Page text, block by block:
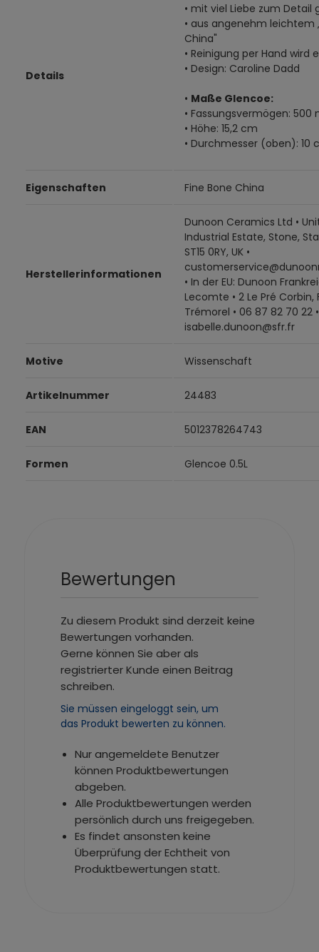
Details
• mit viel Liebe zum Detail
• aus angenehm leichtem
China"
• Reinigung per Hand wird
• Design: Caroline Dadd
• Maße Glencoe:
• Fassungsvermögen: 500
• Höhe: 15,2 cm
• Durchmesser (oben): 10
Eigenschaften Fine Bone China
Herstellerinformationen
Dunoon Ceramics Ltd •
Industrial Estate, Stone,
ST15 0RY, UK •
• In der EU: Dunoon
Lecomte • 2 Le Pré Corbin,
Trémorel • 06 87 82 70 22 •
isabelle.dunoon@sfr.fr
Motive Wissenschaft
Artikelnummer 24483
EAN 5012378264743
Formen Glencoe 0.5L
Bewertungen
Zu diesem Produkt sind derzeit keine
Bewertungen vorhanden.
Gerne können Sie aber als
registrierter Kunde einen Beitrag
schreiben.
Sie müssen eingeloggt sein, um
das Produkt bewerten zu können.
Nur angemeldete Benutzer
können Produktbewertungen
abgeben.
Alle Produktbewertungen werden
persönlich durch uns freigegeben.
Es findet ansonsten keine
Überprüfung der Echtheit von
Produktbewertungen statt.